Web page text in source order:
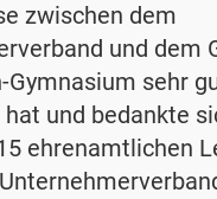
zwischen dem
und dem
Gymnasium sehr
und bedankte
ehrenamtlichen